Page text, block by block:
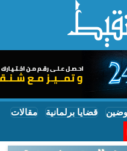
قضايا برلمانية مقالات